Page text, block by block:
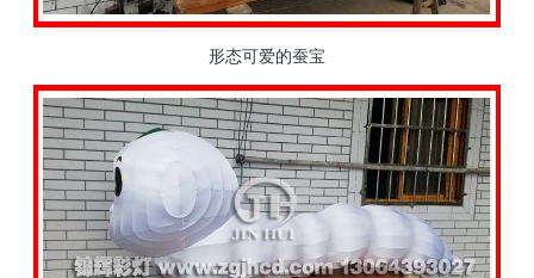
形态可爱的蚕宝